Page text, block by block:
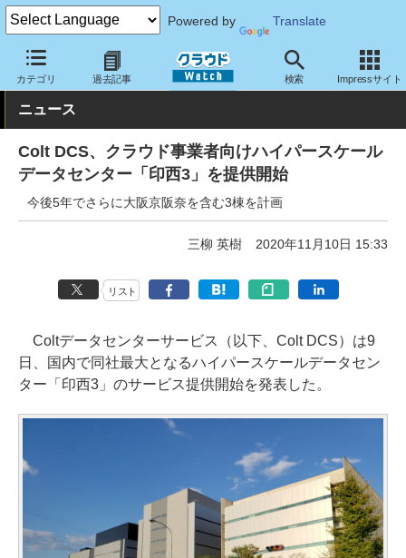
Powered by Translate
カテゴリ 過去記事 検索 Impressサイト
クラウド Watch ハード・インフラ データセンター
ニュース
Colt DCS、クラウド事業者向けハイパースケール
データセンター「印西3」を提供開始
今後5年でさらに大阪京阪奈を含む3棟を計画
三柳 英樹 2020年11月10日 15:33
リスト
Coltデータセンターサービス（以下、Colt DCS）は9
日、国内で同社最大となるハイパースケールデータセン
ター「印西3」のサービス提供開始を発表した。